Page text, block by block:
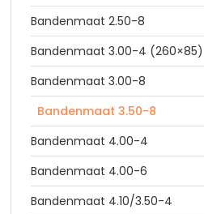
Bandenmaat 2.50-8
Bandenmaat 3.00-4 (260×85)
Bandenmaat 3.00-8
Bandenmaat 3.50-8
Bandenmaat 4.00-4
Bandenmaat 4.00-6
Bandenmaat 4.10/3.50-4